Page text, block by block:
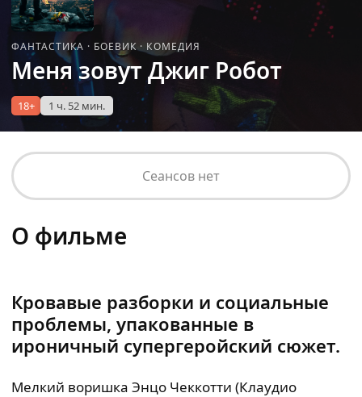
ФАНТАСТИКА · БОЕВИК · КОМЕДИЯ
Меня зовут Джиг Робот
18+ 1 ч. 52 мин.
Сеансов нет
О фильме
Кровавые разборки и социальные
проблемы, упакованные в
ироничный супергеройский сюжет.
Мелкий воришка Энцо Чеккотти (Клаудио